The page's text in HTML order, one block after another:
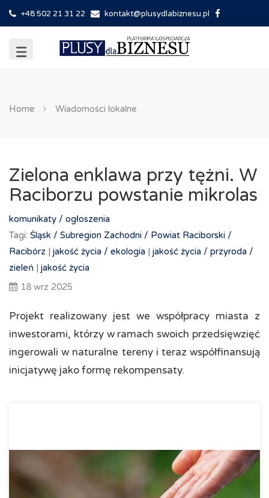
+48 502 21 31 22 kontakt@plusydlabiznesu.pl
Home Wiadomości lokalne
Zielona enklawa przy tężni. W
Raciborzu powstanie mikrolas
komunikaty / ogłoszenia
Tagi: Śląsk / Subregion Zachodni / Powiat Raciborski /
Racibórz | jakość życia / ekologia | jakość życia / przyroda /
zieleń | jakość życia
18 wrz 2025
Projekt realizowany jest we współpracy miasta z
inwestorami, którzy w ramach swoich przedsięwzięć
ingerowali w naturalne tereny i teraz współfinansują
inicjatywę jako formę rekompensaty.